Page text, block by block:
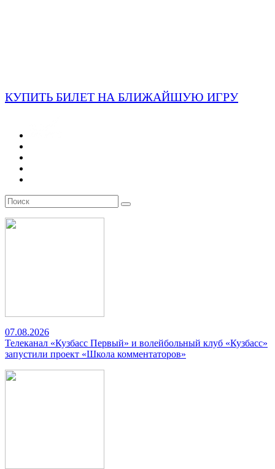
КУПИТЬ БИЛЕТ НА БЛИЖАЙШУЮ ИГРУ
07.08.2026
Телеканал «Кузбасс Первый» и волейбольный клуб «Кузбасс»
запустили проект «Школа комментаторов»